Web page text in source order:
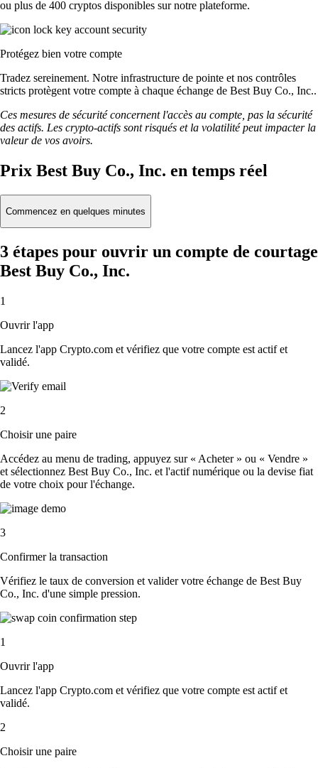
ou plus de 400 cryptos disponibles sur notre plateforme.
Protégez bien votre compte
Tradez sereinement. Notre infrastructure de pointe et nos contrôles
stricts protègent votre compte à chaque échange de Best Buy Co., Inc..
Ces mesures de sécurité concernent l'accès au compte, pas la sécurité
des actifs. Les crypto-actifs sont risqués et la volatilité peut impacter la
valeur de vos avoirs.
Prix Best Buy Co., Inc. en temps réel
Commencez en quelques minutes
3 étapes pour ouvrir un compte de courtage
Best Buy Co., Inc.
1
Ouvrir l'app
Lancez l'app Crypto.com et vérifiez que votre compte est actif et
validé.
2
Choisir une paire
Accédez au menu de trading, appuyez sur « Acheter » ou « Vendre »
et sélectionnez Best Buy Co., Inc. et l'actif numérique ou la devise fiat
de votre choix pour l'échange.
3
Confirmer la transaction
Vérifiez le taux de conversion et valider votre échange de Best Buy
Co., Inc. d'une simple pression.
1
Ouvrir l'app
Lancez l'app Crypto.com et vérifiez que votre compte est actif et
validé.
2
Choisir une paire